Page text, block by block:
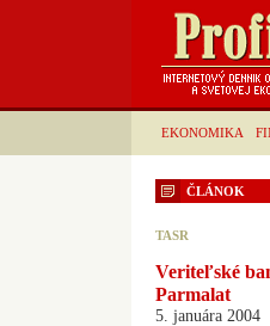
EKONOMIKA
ČLÁNOK
TASR
Veriteľské
Parmalat
5. januára 2004